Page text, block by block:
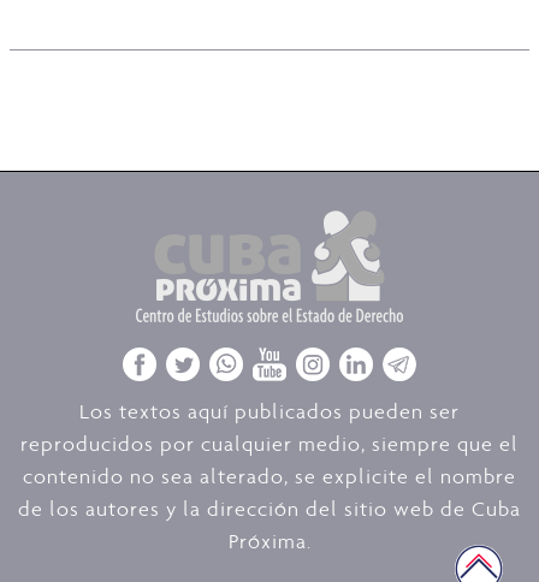
Los textos aquí publicados pueden ser
reproducidos por cualquier medio, siempre que el
contenido no sea alterado, se explicite el nombre
de los autores y la dirección del sitio web de Cuba
Próxima.